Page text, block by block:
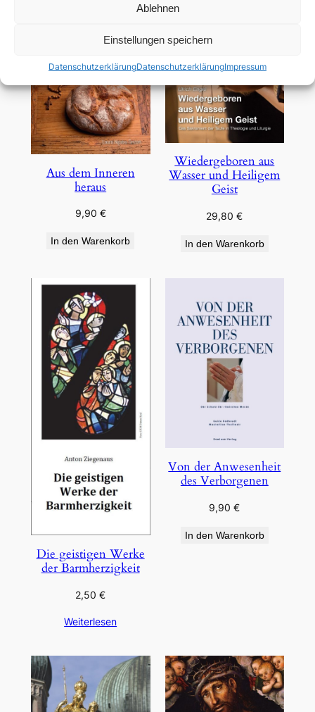
Ablehnen
Einstellungen speichern
DatenschutzerklärungDatenschutzerklärungImpressum
Aus dem Inneren
heraus
9,90 €
In den Warenkorb
Wiedergeboren aus
Wasser und Heiligem
Geist
29,80€
In den Warenkorb
Die geistigen Werke
der Barmherzigkeit
2,50€
Weiterlesen
Von der Anwesenheit
des Verborgenen
9,90€
In den Warenkorb